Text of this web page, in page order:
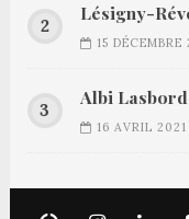
Lésigny-
15 DÉCEMBRE
Albi
16 AVRIL 2021